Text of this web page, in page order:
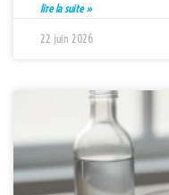
lire la suite »
22 juin 2026